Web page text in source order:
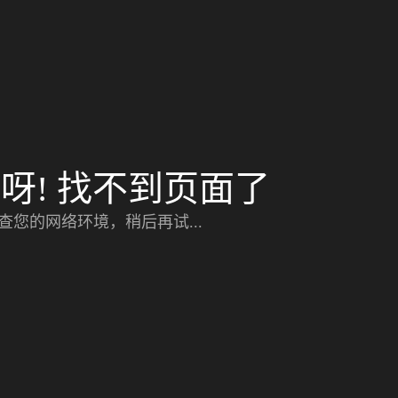
! 找不到页面了
您的网络环境，稍后再试...